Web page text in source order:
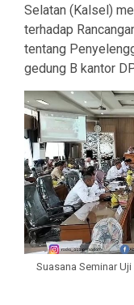
Selatan (Kalsel)
terhadap
tentang
gedung B kantor
Suasana Seminar